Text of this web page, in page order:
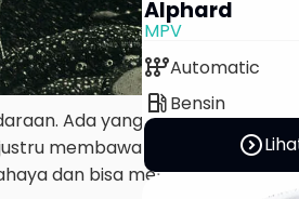
Ada yang
membawa risiko kerusakan
dan bisa merusak
Alphard
MPV
auto_transmissionAutomatic
local_gas_stationBensin
expand_circle_right